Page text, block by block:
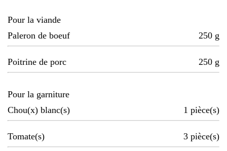
Pour la viande
Paleron de boeuf
250 g
Poitrine de porc 250 g
Pour la garniture
Chou(x) blanc(s)
1 pièce(s)
Tomate(s) 3 pièce(s)